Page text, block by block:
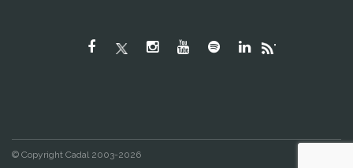
"
© Copyright Cadal 2003-2026